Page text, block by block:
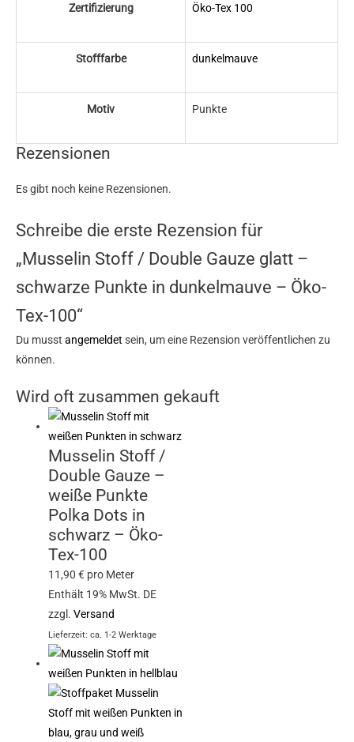
Zertifizierung Öko-Tex 100
Stofffarbe dunkelmauve
Motiv Punkte
Rezensionen
Es gibt noch keine Rezensionen.
Schreibe die erste Rezension für
„Musselin Stoff / Double Gauze glatt –
schwarze Punkte in dunkelmauve – Öko-
Tex-100“
Du musst angemeldet sein, um eine Rezension veröffentlichen zu
können.
Wird oft zusammen gekauft
Musselin Stoff /
Double Gauze –
weiße Punkte
Polka Dots in
schwarz – Öko-
Tex-100
11,90€ pro Meter
Enthält 19% MwSt. DE
zzgl.Versand
Lieferzeit: ca. 1-2 Werktage